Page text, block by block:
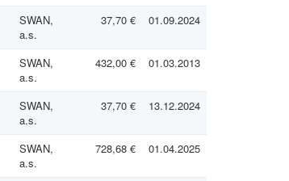
SWAN,
a.s.
37,70 € 01.09.2024
SWAN,
a.s.
432,00 € 01.03.2013
SWAN,
a.s.
37,70 € 13.12.2024
SWAN,
a.s.
728,68 € 01.04.2025